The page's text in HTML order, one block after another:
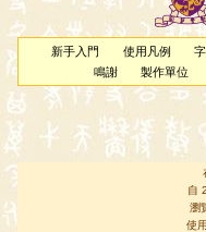
新手入門 使用凡例
鳴謝
製作單位
自
瀏
使